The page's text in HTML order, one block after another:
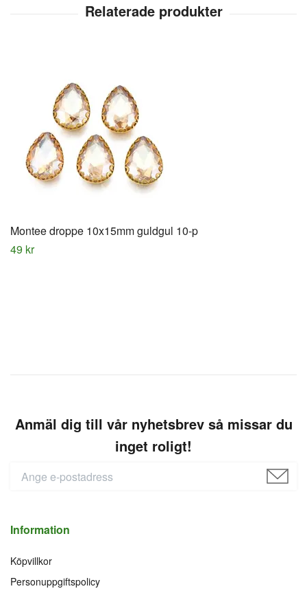
Montee droppe 10x15mm guldgul 10-p
49 kr
Anmäl dig till vår nyhetsbrev så missar du
inget roligt!
Information
Köpvillkor
Personuppgiftspolicy